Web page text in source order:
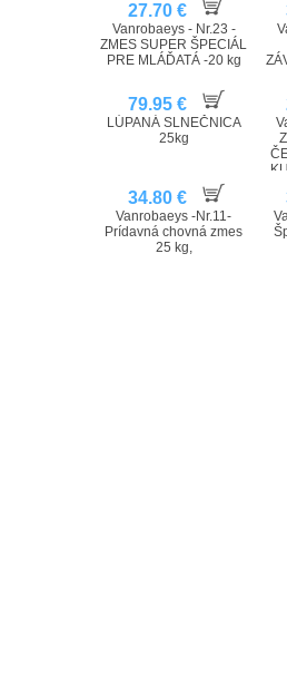
27.70 €
Vanrobaeys - Nr.23 -
ZMES SUPER ŠPECIÁL
PRE MLÁĎATÁ -20 kg
79.95 €
LÚPANÁ SLNEČNICA
25kg
34.80 €
Vanrobaeys -Nr.11-
Prídavná chovná zmes
25 kg,